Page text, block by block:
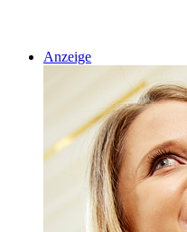
Anzeige